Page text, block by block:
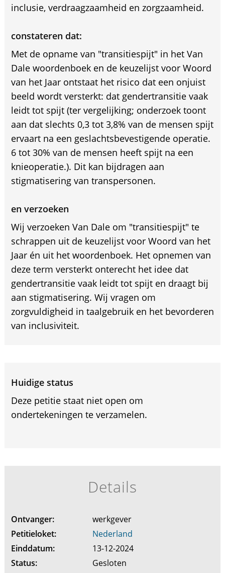
inclusie, verdraagzaamheid en zorgzaamheid.
constateren dat:
Met de opname van "transitiespijt" in het Van
Dale woordenboek en de keuzelijst voor Woord
van het Jaar ontstaat het risico dat een onjuist
beeld wordt versterkt: dat gendertransitie vaak
leidt tot spijt (ter vergelijking; onderzoek toont
aan dat slechts 0,3 tot 3,8% van de mensen spijt
ervaart na een geslachtsbevestigende operatie.
6 tot 30% van de mensen heeft spijt na een
knieoperatie.). Dit kan bijdragen aan
stigmatisering van transpersonen.
en verzoeken
Wij verzoeken Van Dale om "transitiespijt" te
schrappen uit de keuzelijst voor Woord van het
Jaar én uit het woordenboek. Het opnemen van
deze term versterkt onterecht het idee dat
gendertransitie vaak leidt tot spijt en draagt bij
aan stigmatisering. Wij vragen om
zorgvuldigheid in taalgebruik en het bevorderen
van inclusiviteit.
Huidige status
Deze petitie staat niet open om
ondertekeningen te verzamelen.
Details
Ontvanger:
werkgever
Petitieloket:
Nederland
Einddatum:
13-12-2024
Status:
Gesloten